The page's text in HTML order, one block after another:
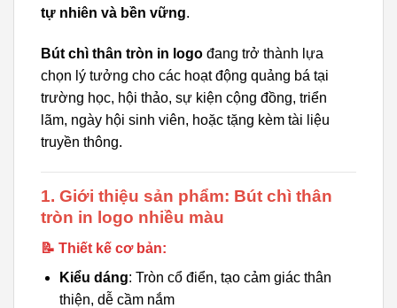
tự nhiên và bền vững.
Bút chì thân tròn in logo đang trở thành lựa
chọn lý tưởng cho các hoạt động quảng bá tại
trường học, hội thảo, sự kiện cộng đồng, triển
lãm, ngày hội sinh viên, hoặc tặng kèm tài liệu
truyền thông.
1. Giới thiệu sản phẩm: Bút chì thân
tròn in logo nhiều màu
📝 Thiết kế cơ bản:
Kiểu dáng: Tròn cổ điển, tạo cảm giác thân
thiện, dễ cầm nắm